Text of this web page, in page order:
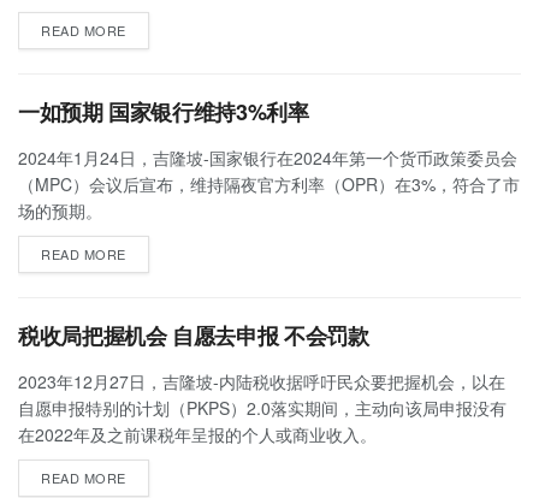
READ MORE
一如预期 国家银行维持3%利率
2024年1月24日，吉隆坡-国家银行在2024年第一个货币政策委员会
（MPC）会议后宣布，维持隔夜官方利率（OPR）在3%，符合了市
场的预期。
READ MORE
税收局把握机会 自愿去申报 不会罚款
2023年12月27日，吉隆坡-内陆税收据呼吁民众要把握机会，以在
自愿申报特别的计划（PKPS）2.0落实期间，主动向该局申报没有
在2022年及之前课税年呈报的个人或商业收入。
READ MORE